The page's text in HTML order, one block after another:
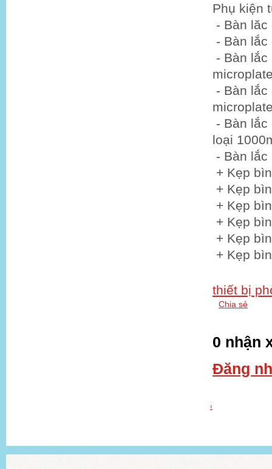
Phụ kiện
- Bàn
- Bàn
- Bàn
- Bàn
- Bàn
loại
- Bàn
+ Kẹp
+ Kẹp
+ Kẹp
+ Kẹp
+ Kẹp
+ Kẹp
thiết bị
Chia sẻ
0 nhận
Đăng
‹